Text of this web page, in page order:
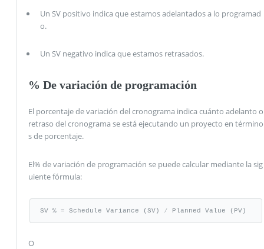
Un SV positivo indica que estamos adelantados a lo programad
o.
Un SV negativo indica que estamos retrasados.
% De variación de programación
El porcentaje de variación del cronograma indica cuánto adelanto o
retraso del cronograma se está ejecutando un proyecto en término
s de porcentaje.
El% de variación de programación se puede calcular mediante la sig
uiente fórmula:
SV % = Schedule Variance (SV) ⁄ Planned Value (PV)
O